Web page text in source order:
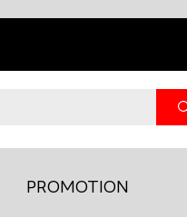
PROMOTION